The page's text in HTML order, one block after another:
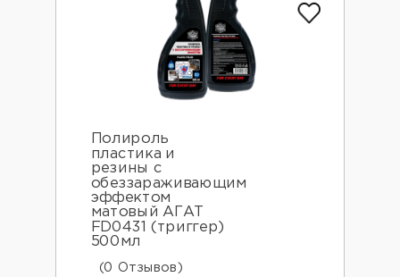
Полироль
пластика и
резины с
обеззараживающим
эффектом
матовый АГАТ
FD0431 (триггер)
500мл
(0 Отзывов)